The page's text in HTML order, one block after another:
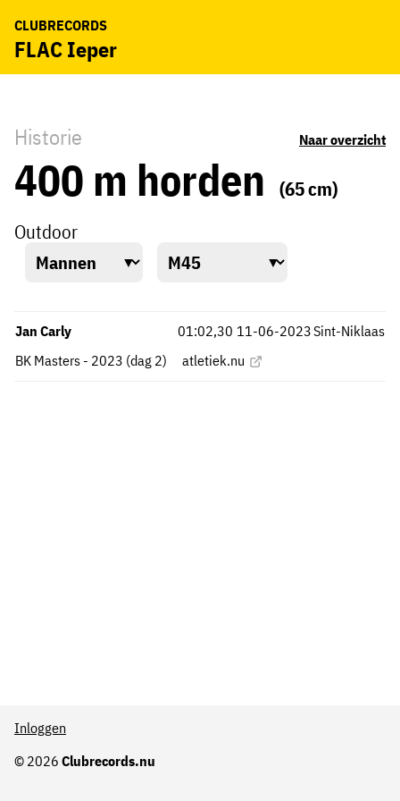
CLUBRECORDS
FLAC Ieper
Historie Naar overzicht
400 m horden
(65 cm)
Outdoor
Jan Carly
Sint-Niklaas
BK Masters - 2023 (dag 2)
01:02,30
atletiek.nu
11-06-2023
© 2026 Clubrecords.nu
Inloggen